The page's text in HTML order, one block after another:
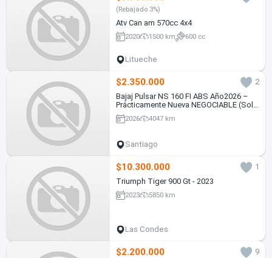
(Rebajado 3%)
Atv Can am 570cc 4x4
2020 1500 km 600 cc
Litueche
$2.350.000
2
Bajaj Pulsar NS 160 FI ABS Año2026 –
Prácticamente Nueva NEGOCIABLE (Solo
4.000 km)
2026 4047 km
Santiago
$10.300.000
1
Triumph Tiger 900 Gt - 2023
2023 5850 km
Las Condes
$2.200.000
9